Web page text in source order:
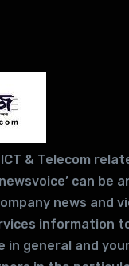
& Telecom
can be
news and
information
in general and